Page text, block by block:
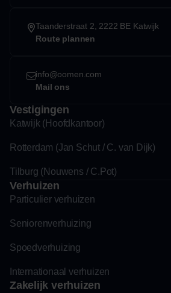
Taanderstraat 2, 2222 BE Katwijk
Route plannen
info@oomen.com
Mail ons
Vestigingen
Katwijk (Hoofdkantoor)
Rotterdam (Jan Schut / C. van Dijk)
Tilburg (Nouwens / C.Pot)
Verhuizen
Particulier verhuizen
Seniorenverhuizing
Spoedverhuizing
Internationaal verhuizen
Zakelijk verhuizen